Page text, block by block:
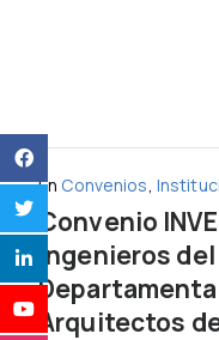
En Convenios,
Convenio
Ingenieros
Arquitectos